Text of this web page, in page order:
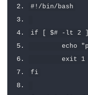
#!/bin/bash
if $# -lt 2
        echo
        exit
1
fi